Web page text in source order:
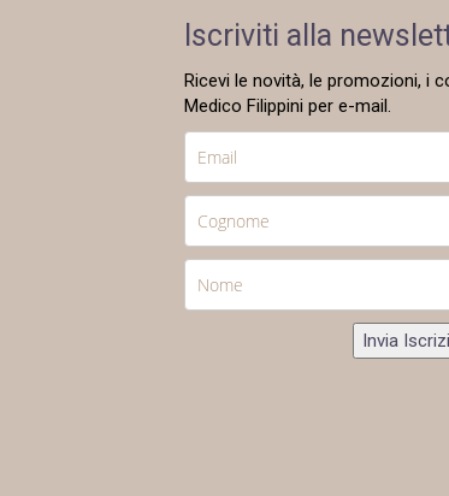
Iscriviti alla
Ricevi le novità, le promozioni, i
Medico Filippini per e-mail.
Invia